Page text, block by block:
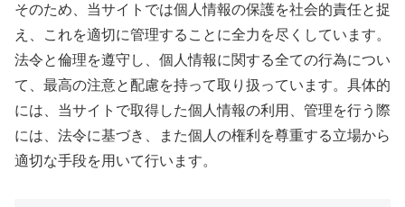
そのため、当サイトでは個人情報の保護を社会的責任と捉
え、これを適切に管理することに全力を尽くしています。
法令と倫理を遵守し、個人情報に関する全ての行為につい
て、最高の注意と配慮を持って取り扱っています。具体的
には、当サイトで取得した個人情報の利用、管理を行う際
には、法令に基づき、また個人の権利を尊重する立場から
適切な手段を用いて行います。